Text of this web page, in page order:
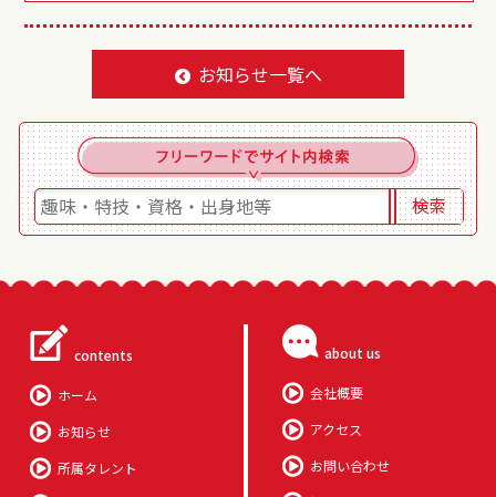
お知らせ一覧へ
contents
ホーム
お知らせ
所属タレント
about us
会社概要
アクセス
お問い合わせ